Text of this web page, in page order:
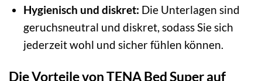
Hygienisch und diskret: Die Unterlagen sind
geruchsneutral und diskret, sodass Sie sich
jederzeit wohl und sicher fühlen können.
Die Vorteile von TENA Bed Super auf